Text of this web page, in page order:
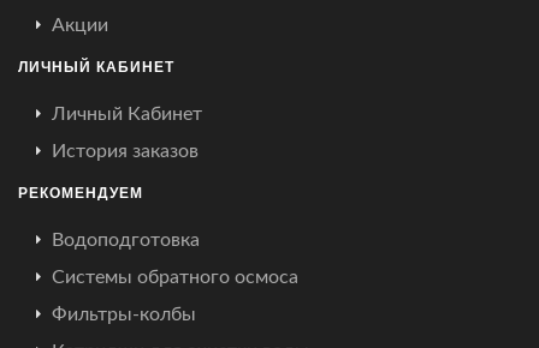
Акции
ЛИЧНЫЙ КАБИНЕТ
Личный Кабинет
История заказов
РЕКОМЕНДУЕМ
Водоподготовка
Системы обратного осмоса
Фильтры-колбы